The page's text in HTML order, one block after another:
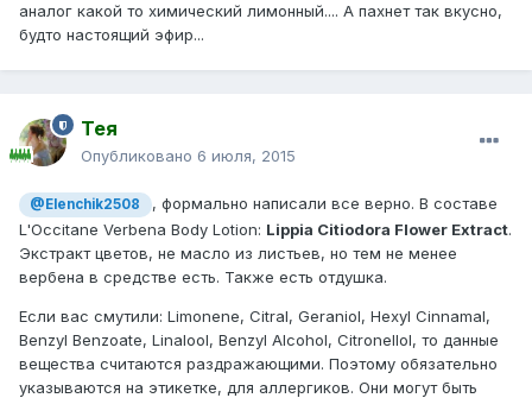
аналог какой то химический лимонный.... А пахнет так вкусно,
будто настоящий эфир...
Тея
Опубликовано 6 июля, 2015
@Elenchik2508
, формально написали все верно. В составе
L'Occitane Verbena Body Lotion: Lippia Citiodora Flower Extract.
Экстракт цветов, не масло из листьев, но тем не менее
вербена в средстве есть. Также есть отдушка.
Если вас смутили: Limonene, Citral, Geraniol, Hexyl Cinnamal,
Benzyl Benzoate, Linalool, Benzyl Alcohol, Citronellol, то данные
вещества считаются раздражающими. Поэтому обязательно
указываются на этикетке, для аллергиков. Они могут быть